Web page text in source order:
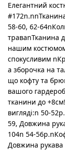
Елегантний
58-60, 62-
траваnТканина
нашим
спокусливим
а зборочка на
що кофту та
вашого
тканини до
вигляді:n 50-
59, Довжина
104n 54-
Довжина